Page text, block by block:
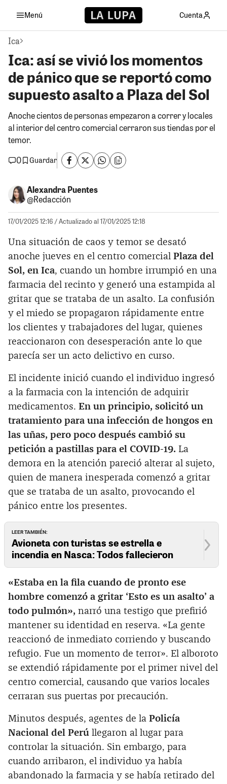
Menú Cuenta
Ica
Ica: así se vivió los momentos
de pánico que se reportó como
supuesto asalto a Plaza del Sol
Anoche cientos de personas empezaron a correr y locales
al interior del centro comercial cerraron sus tiendas por el
temor.
0
Guardar
Alexandra Puentes
@Redacción
17/01/2025 12:16 / Actualizado al 17/01/2025 12:18
Una situación de caos y temor se desató
anoche jueves en el centro comercial Plaza del
Sol, en Ica, cuando un hombre irrumpió en una
farmacia del recinto y generó una estampida al
gritar que se trataba de un asalto. La confusión
y el miedo se propagaron rápidamente entre
los clientes y trabajadores del lugar, quienes
reaccionaron con desesperación ante lo que
parecía ser un acto delictivo en curso.
El incidente inició cuando el individuo ingresó
a la farmacia con la intención de adquirir
medicamentos. En un principio, solicitó un
tratamiento para una infección de hongos en
las uñas, pero poco después cambió su
petición a pastillas para el COVID-19. La
demora en la atención pareció alterar al sujeto,
quien de manera inesperada comenzó a gritar
que se trataba de un asalto, provocando el
pánico entre los presentes.
LEER TAMBIÉN:
Avioneta con turistas se estrella e
incendia en Nasca: Todos fallecieron
«Estaba en la fila cuando de pronto ese
hombre comenzó a gritar ‘Esto es un asalto’ a
todo pulmón», narró una testigo que prefirió
mantener su identidad en reserva. «La gente
reaccionó de inmediato corriendo y buscando
refugio. Fue un momento de terror». El alboroto
se extendió rápidamente por el primer nivel del
centro comercial, causando que varios locales
cerraran sus puertas por precaución.
Minutos después, agentes de la Policía
Nacional del Perú llegaron al lugar para
controlar la situación. Sin embargo, para
cuando arribaron, el individuo ya había
abandonado la farmacia y se había retirado del